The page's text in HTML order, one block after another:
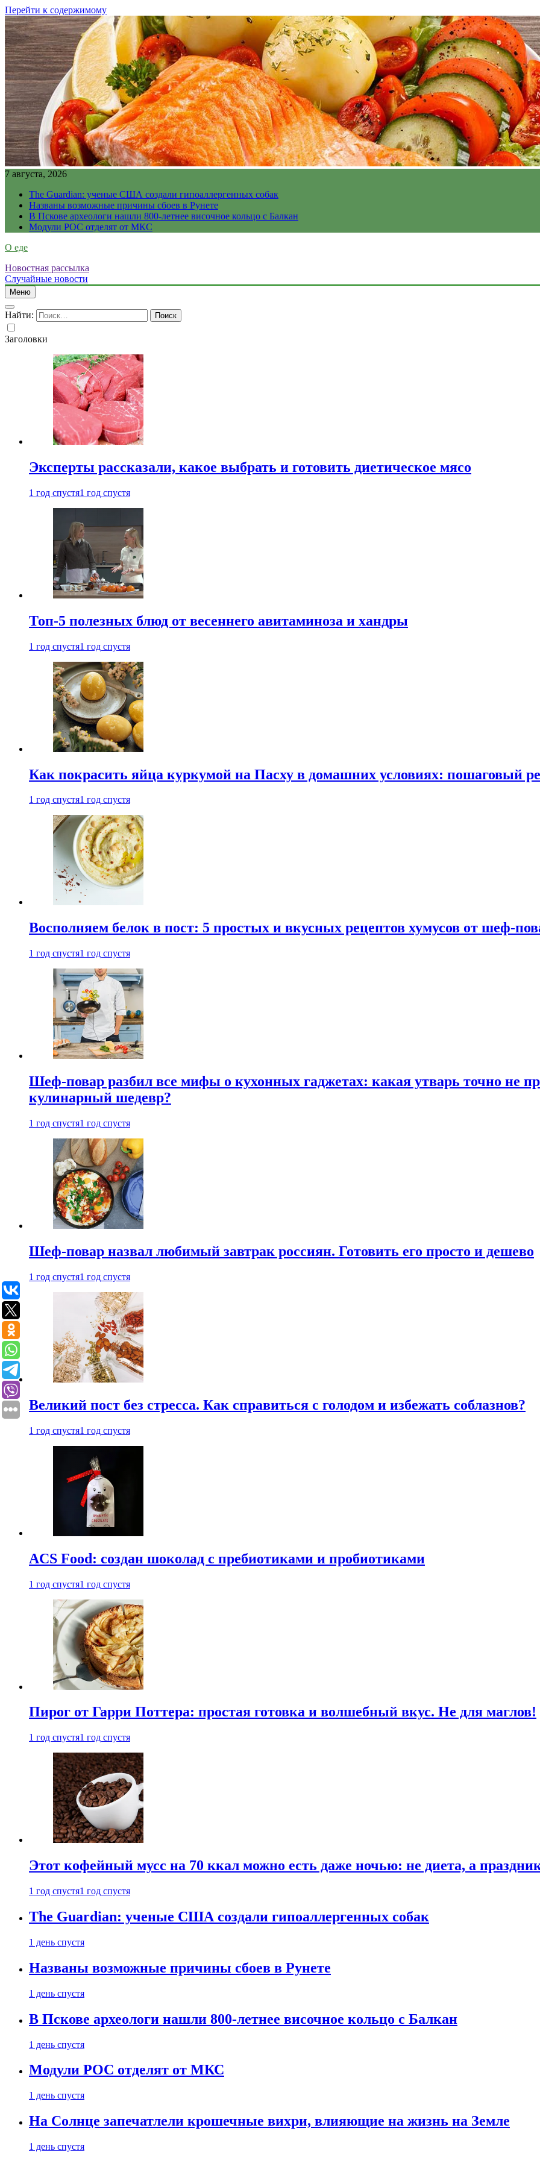
Перейти к содержимому
7 августа, 2026
The Guardian: ученые США создали гипоаллергенных собак
Названы возможные причины сбоев в Рунете
В Пскове археологи нашли 800-летнее височное кольцо с Балкан
Модули РОС отделят от МКС
О еде
Новостная рассылка
Случайные новости
Меню
Найти:
Заголовки
Эксперты рассказали, какое выбрать и готовить диетическое мясо
1 год спустя1 год спустя
Топ-5 полезных блюд от весеннего авитаминоза и хандры
1 год спустя1 год спустя
Как покрасить яйца куркумой на Пасху в домашних условиях: пошаговый
1 год спустя1 год спустя
Восполняем белок в пост: 5 простых и вкусных рецептов хумусов от шеф-
1 год спустя1 год спустя
Шеф-повар разбил все мифы о кухонных гаджетах: какая утварь точно не
кулинарный шедевр?
1 год спустя1 год спустя
Шеф-повар назвал любимый завтрак россиян. Готовить его просто и дешево
1 год спустя1 год спустя
Великий пост без стресса. Как справиться с голодом и избежать соблазнов?
1 год спустя1 год спустя
ACS Food: создан шоколад с пребиотиками и пробиотиками
1 год спустя1 год спустя
Пирог от Гарри Поттера: простая готовка и волшебный вкус. Не для маглов!
1 год спустя1 год спустя
Этот кофейный мусс на 70 ккал можно есть даже ночью: не диета, а
1 год спустя1 год спустя
The Guardian: ученые США создали гипоаллергенных собак
1 день спустя
Названы возможные причины сбоев в Рунете
1 день спустя
В Пскове археологи нашли 800-летнее височное кольцо с Балкан
1 день спустя
Модули РОС отделят от МКС
1 день спустя
На Солнце запечатлели крошечные вихри, влияющие на жизнь на Земле
1 день спустя